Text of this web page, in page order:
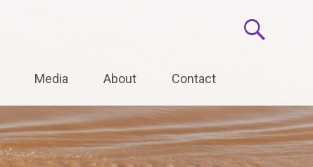
Media About Contact